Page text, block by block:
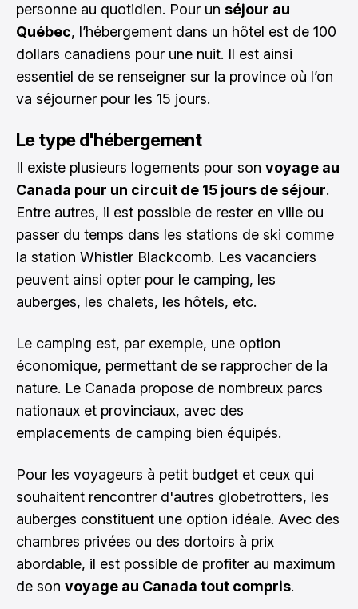
personne au quotidien. Pour un séjour au
Québec, l’hébergement dans un hôtel est de 100
dollars canadiens pour une nuit. Il est ainsi
essentiel de se renseigner sur la province où l’on
va séjourner pour les 15 jours.
Le type d'hébergement
Il existe plusieurs logements pour son voyage au
Canada pour un circuit de 15 jours de séjour.
Entre autres, il est possible de rester en ville ou
passer du temps dans les stations de ski comme
la station Whistler Blackcomb. Les vacanciers
peuvent ainsi opter pour le camping, les
auberges, les chalets, les hôtels, etc.
Le camping est, par exemple, une option
économique, permettant de se rapprocher de la
nature. Le Canada propose de nombreux parcs
nationaux et provinciaux, avec des
emplacements de camping bien équipés.
Pour les voyageurs à petit budget et ceux qui
souhaitent rencontrer d'autres globetrotters, les
auberges constituent une option idéale. Avec des
chambres privées ou des dortoirs à prix
abordable, il est possible de profiter au maximum
de son voyage au Canada tout compris.